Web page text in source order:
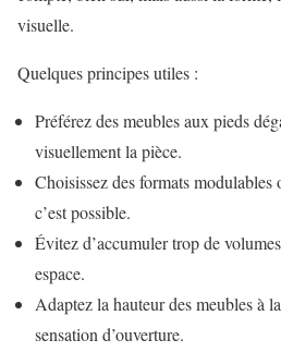
visuelle.
Quelques principes utiles :
Préférez des meubles aux pieds
visuellement la pièce.
Choisissez des formats
c’est possible.
Évitez d’accumuler trop de
espace.
Adaptez la hauteur des meubles à
sensation d’ouverture.